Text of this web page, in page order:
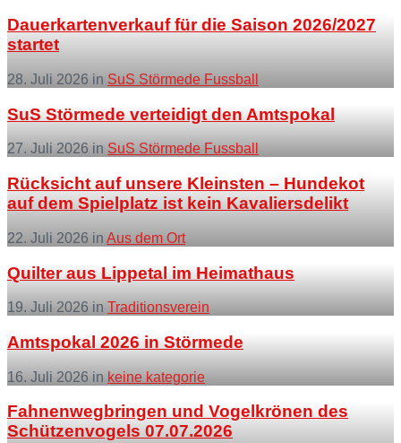
More
Dauerkartenverkauf für die Saison 2026/2027
startet
28. Juli 2026 in SuS Störmede Fussball
More
SuS Störmede verteidigt den Amtspokal
27. Juli 2026 in SuS Störmede Fussball
More
Rücksicht auf unsere Kleinsten – Hundekot
auf dem Spielplatz ist kein Kavaliersdelikt
22. Juli 2026 in Aus dem Ort
More
Quilter aus Lippetal im Heimathaus
19. Juli 2026 in Traditionsverein
More
Amtspokal 2026 in Störmede
16. Juli 2026 in keine kategorie
More
Fahnenwegbringen und Vogelkrönen des
Schützenvogels 07.07.2026